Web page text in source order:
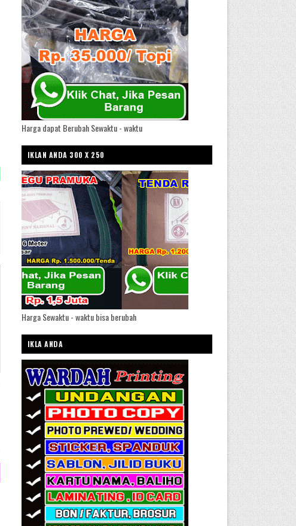
Harga dapat Berubah Sewaktu - waktu
IKLAN ANDA 300 X 250
Harga Sewaktu - waktu bisa berubah
IKLA ANDA